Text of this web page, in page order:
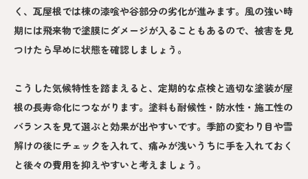
く、瓦屋根では棟の漆喰や谷部分の劣化が進みます。風の強い時
期には飛来物で塗膜にダメージが入ることもあるので、被害を見
つけたら早めに状態を確認しましょう。
こうした気候特性を踏まえると、定期的な点検と適切な塗装が屋
根の長寿命化につながります。塗料も耐候性・防水性・施工性の
バランスを見て選ぶと効果が出やすいです。季節の変わり目や雪
解けの後にチェックを入れて、痛みが浅いうちに手を入れておく
と後々の費用を抑えやすいと考えましょう。